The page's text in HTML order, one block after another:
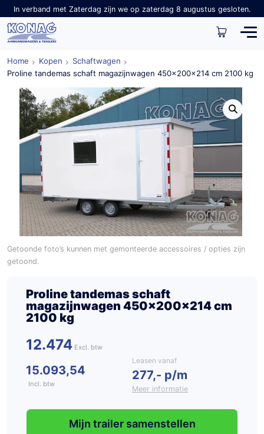
In verband met Zaterdag zijn we op zaterdag 8 augustus gesloten.
Home Kopen
Schaftwagen
Proline tandemas schaft magazijnwagen 450x200x214 cm 2100 kg
Getoonde foto’s kunnen met gemonteerde accessoires / opties zijn
getoond.
Proline tandemas schaft
magazijnwagen 450x200x214 cm
2100 kg
12.474
15.093,54
Incl. btw
Leasen vanaf
277,- p/m
Meer informatie
Mijn trailer samenstellen